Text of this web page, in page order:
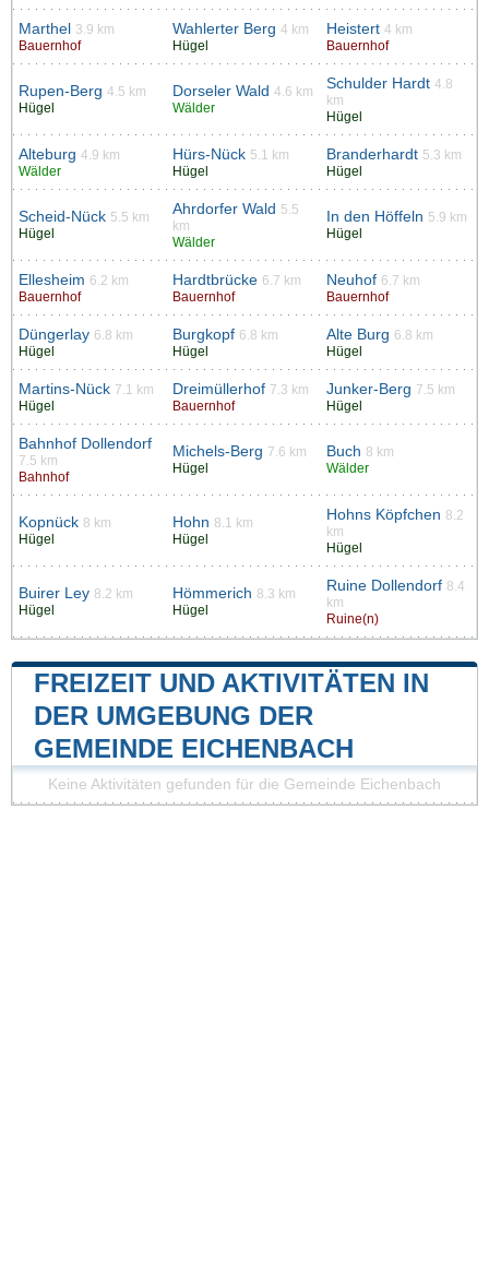
Marthel
3.9 km
Bauernhof
Wahlerter Berg 4 km
Hügel
Heistert 4 km
Bauernhof
Rupen-Berg 4.5 km
Hügel
Dorseler Wald 4.6 km
Wälder
Schulder Hardt 4.8
km
Hügel
Alteburg 4.9 km
Wälder
Hürs-Nück 5.1 km
Hügel
Branderhardt 5.3 km
Hügel
Scheid-Nück 5.5 km
Hügel
Ahrdorfer Wald 5.5
km
Wälder
In den Höffeln 5.9 km
Hügel
Ellesheim 6.2 km
Bauernhof
Hardtbrücke 6.7 km
Bauernhof
Neuhof 6.7 km
Bauernhof
Düngerlay 6.8 km
Hügel
Burgkopf 6.8 km
Hügel
Alte Burg 6.8 km
Hügel
Martins-Nück 7.1 km
Hügel
Dreimüllerhof 7.3 km
Bauernhof
Junker-Berg 7.5 km
Hügel
Bahnhof Dollendorf
7.5 km
Bahnhof
Michels-Berg 7.6 km
Hügel
Buch 8 km
Wälder
Kopnück 8 km
Hügel
Hohn 8.1 km
Hügel
Hohns Köpfchen 8.2
km
Hügel
Buirer Ley 8.2 km
Hügel
Hömmerich 8.3 km
Hügel
Ruine Dollendorf 8.4
km
Ruine(n)
FREIZEIT UND AKTIVITÄTEN IN
DER UMGEBUNG DER
GEMEINDE EICHENBACH
Keine Aktivitäten gefunden für die Gemeinde Eichenbach